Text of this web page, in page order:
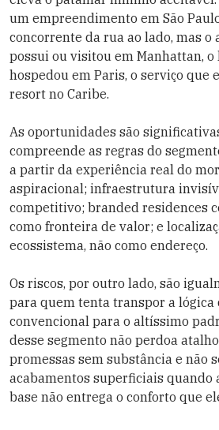
um empreendimento em São
concorrente da rua ao lado, mas o
possui ou visitou em Manhattan, o
hospedou em Paris, o serviço que
resort no Caribe.
As oportunidades são
compreende as regras do
a partir da experiência real do
aspiracional; infraestrutura
competitivo; branded residences
como fronteira de valor; e
ecossistema, não como endereço.
Os riscos, por outro lado, são
para quem tenta transpor a lógica
convencional para o altíssimo
desse segmento não perdoa
promessas sem substância e não
acabamentos superficiais
base não entrega o conforto que